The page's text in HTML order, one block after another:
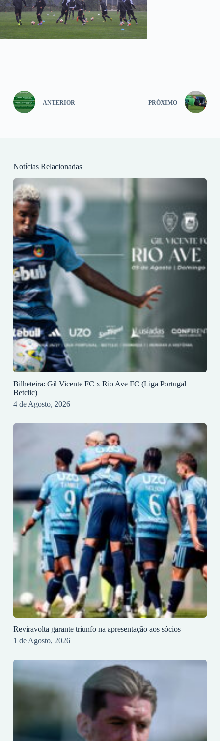
ANTERIOR PRÓXIMO
Notícias Relacionadas
Bilheteira: Gil Vicente FC x Rio Ave FC (Liga Portugal
Betclic)
4 de Agosto, 2026
Reviravolta garante triunfo na apresentação aos sócios
1 de Agosto, 2026